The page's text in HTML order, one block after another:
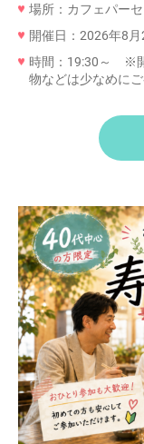
場所：カフェパー
開催日：2026年8
時間：19:30～ ※
物などは少なめに